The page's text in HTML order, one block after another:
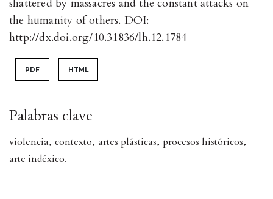
Palabras clave
violencia, contexto, artes plásticas, procesos históricos,
arte indéxico.
shattered by massacres and the constant attacks on
the humanity of others. DOI:
http://dx.doi.org/10.31836/lh.12.1784
PDF HTML